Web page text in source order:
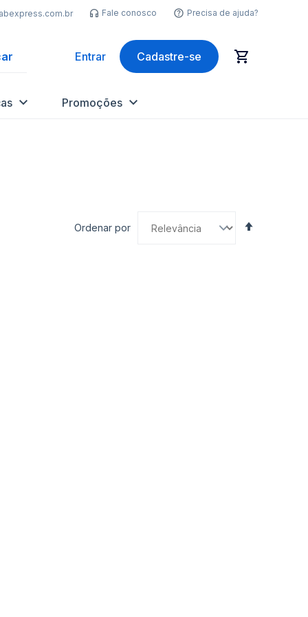
Fale conosco Precisa de ajuda?
Entrar Cadastre-se
Promoções
Ordenar por